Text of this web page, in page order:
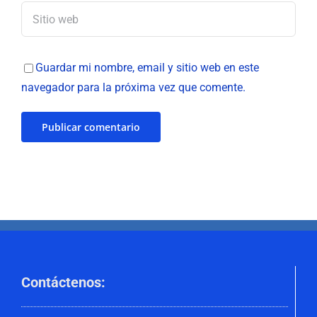
Guardar mi nombre, email y sitio web en este
navegador para la próxima vez que comente.
Contáctenos: